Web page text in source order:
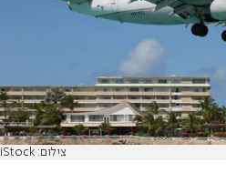
צילום: iStock